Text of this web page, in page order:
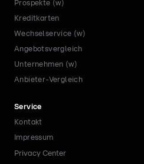
Prospekte (w)
Kreditkarten
Wechselservice (w)
Angebotsvergleich
Unternehmen (w)
Anbieter-Vergleich
Service
Kontakt
Impressum
Privacy Center